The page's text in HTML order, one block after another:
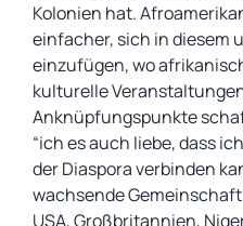
Kolonien hat.
einfacher, sich in diesem
einzufügen, wo
kulturelle
Anknüpfungspunkte
“ich es auch liebe, dass
der Diaspora verbinden
wachsende
USA, Großbritannien,